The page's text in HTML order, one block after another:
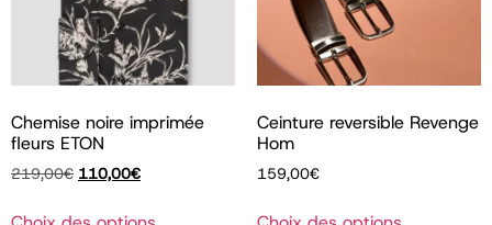
Chemise noire imprimée
fleurs ETON
219,00€ 110,00€
Ceinture reversible Revenge
Hom
159,00€